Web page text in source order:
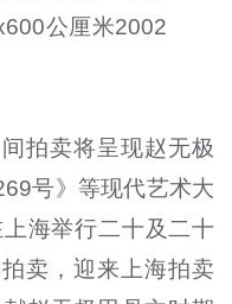
公厘米2002
拍卖将呈现赵无极
号》等现代艺术大
海举行二十及二十
卖，迎来上海拍卖